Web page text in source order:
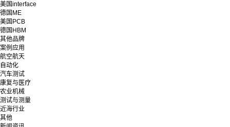
美国interface
德国ME
美国PCB
德国HBM
其他品牌
案例应用
航空航天
自动化
汽车测试
康复与医疗
农业机械
测试与测量
近海行业
其他